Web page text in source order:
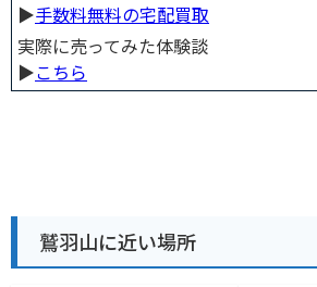
▶︎手数料無料の宅配買取
実際に売ってみた体験談
▶︎こちら
鷲羽山に近い場所